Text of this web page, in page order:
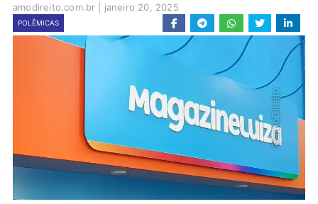
amodireito.com.br janeiro 20, 2025
POLÊMICAS